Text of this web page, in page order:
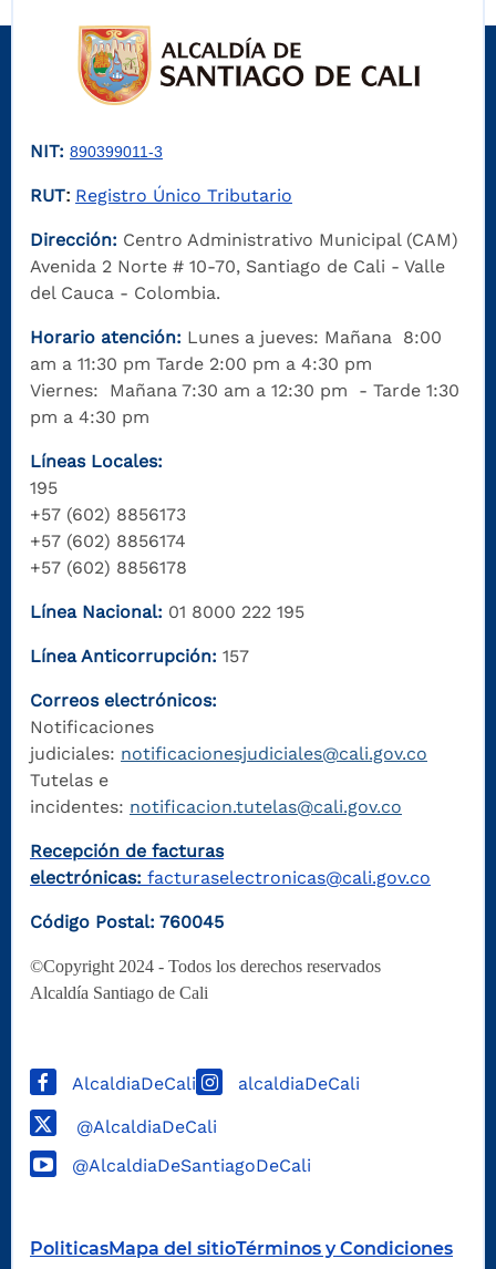
NIT: 890399011-3
RUT: Registro Único Tributario
Dirección: Centro Administrativo Municipal (CAM)
Avenida 2 Norte # 10-70, Santiago de Cali - Valle
del Cauca - Colombia.
Horario atención: Lunes a jueves: Mañana 8:00
am a 11:30 pm Tarde 2:00 pm a 4:30 pm
Viernes: Mañana 7:30 am a 12:30 pm - Tarde 1:30
pm a 4:30 pm
Líneas Locales:
195
+57 (602) 8856173
+57 (602) 8856174
+57 (602) 8856178
Línea Nacional: 01 8000 222 195
Línea Anticorrupción: 157
Correos electrónicos:
Notificaciones
judiciales: notificacionesjudiciales@cali.gov.co
Tutelas e
incidentes: notificacion.tutelas@cali.gov.co
Recepción de facturas
electrónicas: facturaselectronicas@cali.gov.co
Código Postal: 760045
©Copyright 2024 - Todos los derechos reservados
Alcaldía Santiago de Cali
AlcaldiaDeCali alcaldiaDeCali
@AlcaldiaDeCali
@AlcaldiaDeSantiagoDeCali
PoliticasMapa del sitioTérminos y Condiciones